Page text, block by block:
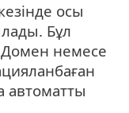
осы
Бұл
немесе
автоматты